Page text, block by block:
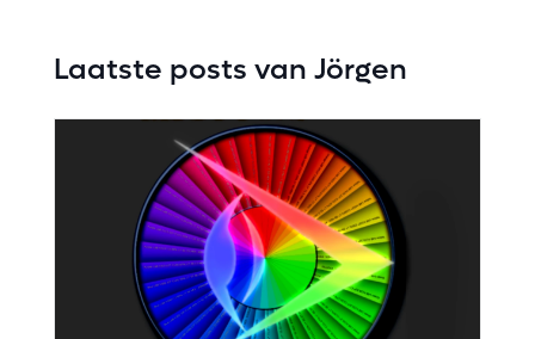
Laatste posts van Jörgen